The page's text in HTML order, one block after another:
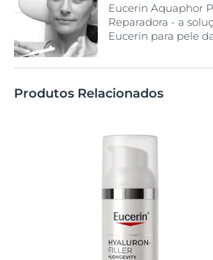
Eucerin Aquaphor
Reparadora - a
Eucerin para pele
Produtos Relacionados